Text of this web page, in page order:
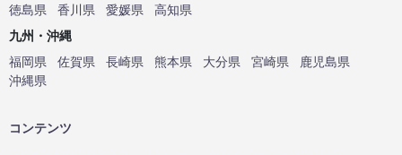
徳島県
香川県 愛媛県
高知県
九州・沖縄
福岡県
佐賀県 長崎県 熊本県 大分県 宮崎県
鹿児島県
沖縄県
コンテンツ